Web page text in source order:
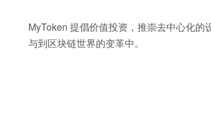
MyToken 提倡价值投资，推崇去中心化
与到区块链世界的变革中。